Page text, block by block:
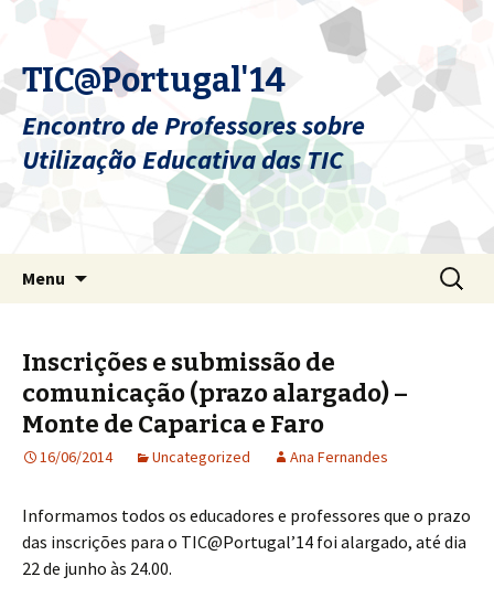
TIC@Portugal'14
Encontro de Professores sobre
Utilização Educativa das TIC
Menu
por:
Inscrições e submissão de
comunicação (prazo alargado) –
Monte de Caparica e Faro
16/06/2014 Uncategorized Ana Fernandes
Informamos todos os educadores e professores que o prazo
das inscrições para o TIC@Portugal’14 foi alargado, até dia
22 de junho às 24.00.